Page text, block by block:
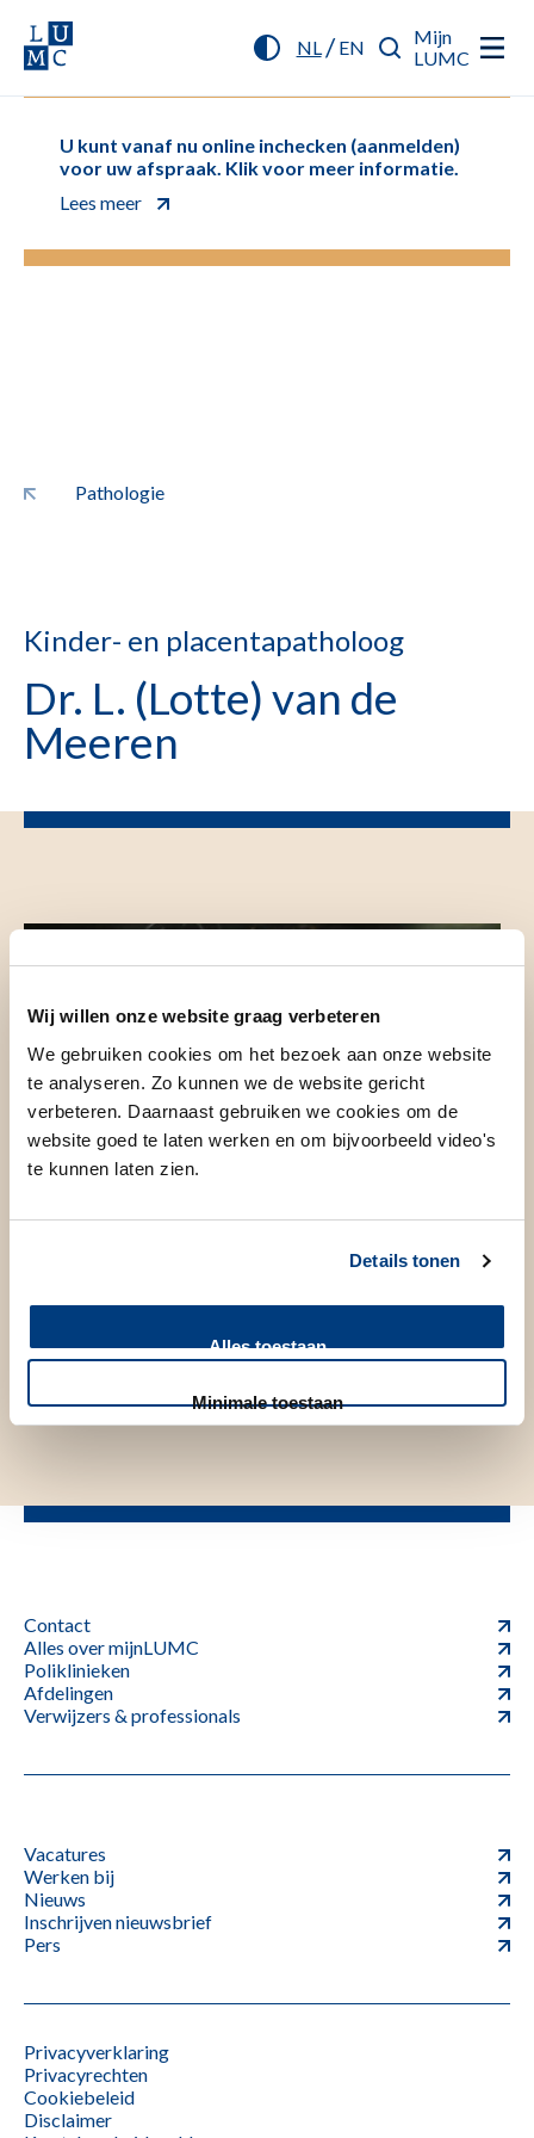
Wij willen onze website graag verbeteren
We gebruiken cookies om het bezoek aan onze website
te analyseren. Zo kunnen we de website gericht
verbeteren. Daarnaast gebruiken we cookies om de
website goed te laten werken en om bijvoorbeeld video's
te kunnen laten zien.
Details tonen
Alles toestaan
Minimale toestaan
NL/ EN
Mijn
LUMC
U kunt vanaf nu online inchecken (aanmelden)
voor uw afspraak. Klik voor meer informatie.
Lees meer
Pathologie
Kinder- en placentapatholoog
Dr. L. (Lotte) van de
Meeren
Contact
Alles over mijnLUMC
Poliklinieken
Afdelingen
Verwijzers & professionals
Vacatures
Werken bij
Nieuws
Inschrijven nieuwsbrief
Pers
Privacyverklaring
Privacyrechten
Cookiebeleid
Disclaimer